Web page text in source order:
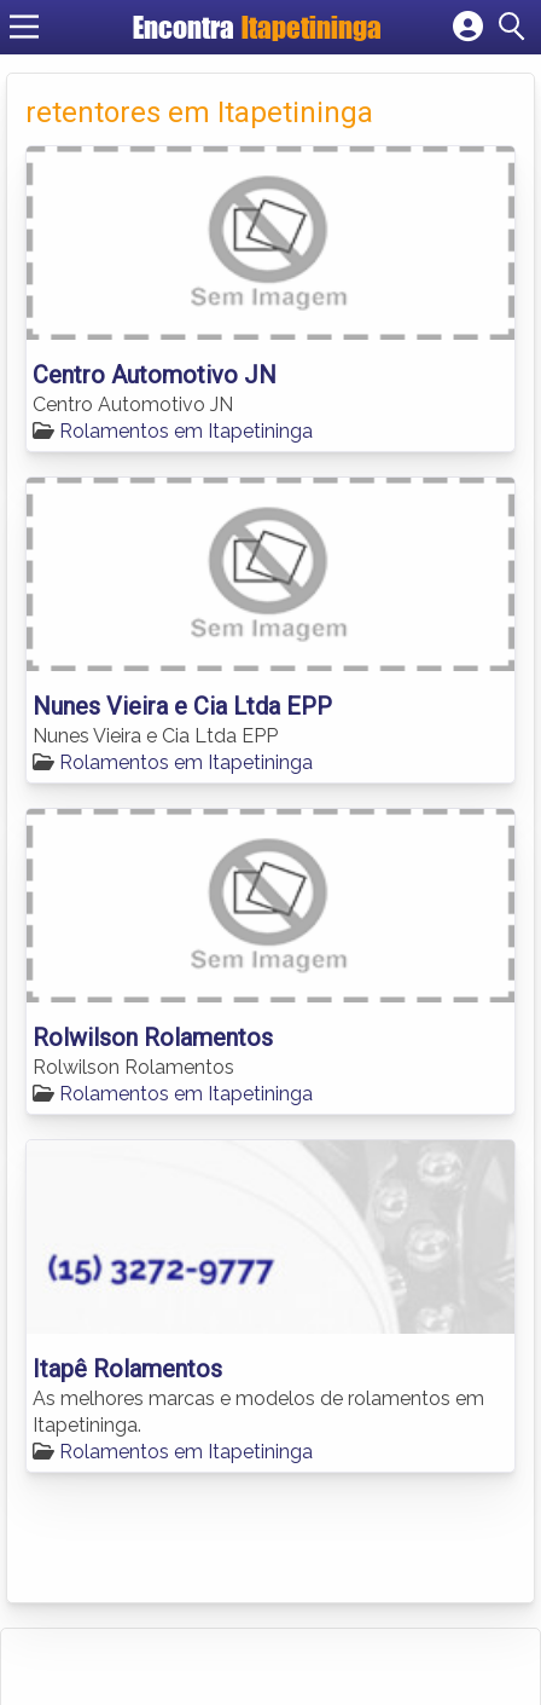
Encontra Itapetininga
Cadastrar empresa
Criar conta
retentores em Itapetininga
Centro Automotivo JN
Centro Automotivo JN
Rolamentos em Itapetininga
Nunes Vieira e Cia Ltda EPP
Nunes Vieira e Cia Ltda EPP
Rolamentos em Itapetininga
Rolwilson Rolamentos
Rolwilson Rolamentos
Rolamentos em Itapetininga
Itapê Rolamentos
As melhores marcas e modelos de rolamentos em
Itapetininga.
Rolamentos em Itapetininga